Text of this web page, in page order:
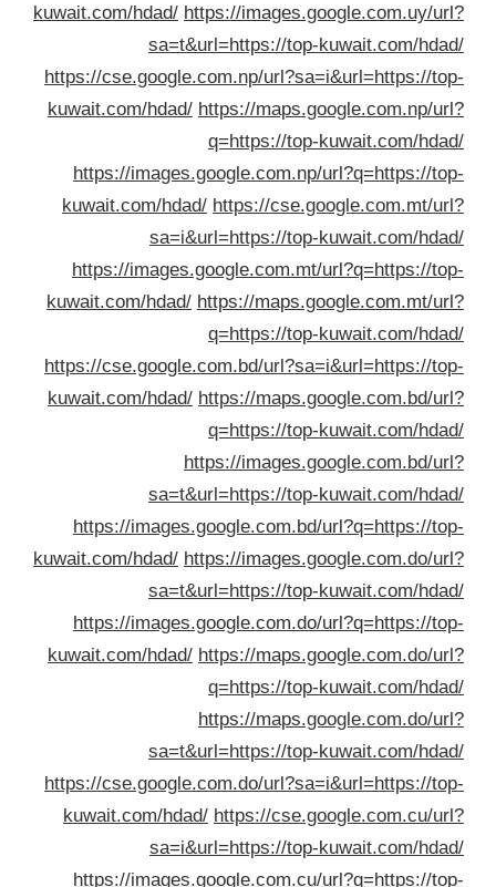
kuwait.com/hdad/ https://images.google.com.uy/
sa=t&url=https://top-kuwait.com/
https://cse.google.com.np/url?sa=i&url=https://
kuwait.com/hdad/ https://maps.google.com.np/
q=https://top-kuwait.com/
https://images.google.com.np/url?q=https://
kuwait.com/hdad/ https://cse.google.com.mt/
sa=i&url=https://top-kuwait.com/
https://images.google.com.mt/url?q=https://
kuwait.com/hdad/ https://maps.google.com.mt/
q=https://top-kuwait.com/
https://cse.google.com.bd/url?sa=i&url=https://
kuwait.com/hdad/ https://maps.google.com.bd/
q=https://top-kuwait.com/
https://images.google.com.bd/
sa=t&url=https://top-kuwait.com/
https://images.google.com.bd/url?q=https://
kuwait.com/hdad/ https://images.google.com.do/
sa=t&url=https://top-kuwait.com/
https://images.google.com.do/url?q=https://
kuwait.com/hdad/ https://maps.google.com.do/
q=https://top-kuwait.com/
https://maps.google.com.do/
sa=t&url=https://top-kuwait.com/
https://cse.google.com.do/url?sa=i&url=https://
kuwait.com/hdad/ https://cse.google.com.cu/
sa=i&url=https://top-kuwait.com/
https://images.google.com.cu/url?q=https://